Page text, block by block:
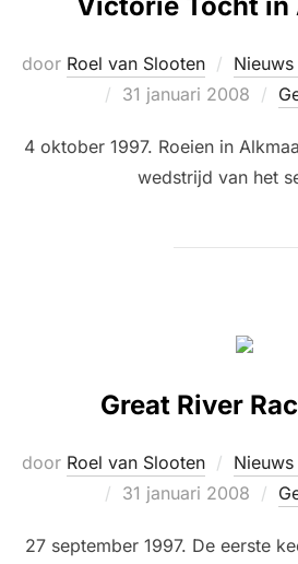
door Roel van Slooten
Geplaatst
31 januari 2008
4 oktober 1997. Roeien in
wedstrijd van het
Great River
door Roel van Slooten
Geplaatst
31 januari 2008
27 september 1997. De eerste